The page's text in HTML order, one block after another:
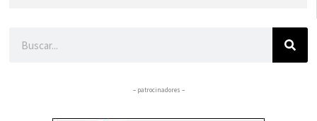
– patrocinadores –